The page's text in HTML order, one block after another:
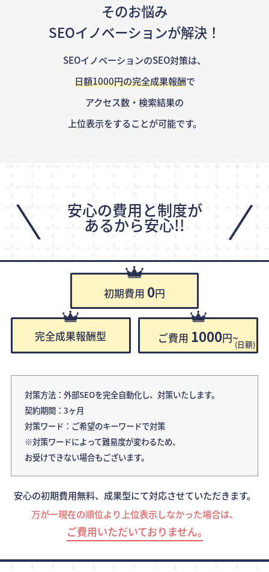
そのお悩み
SEOイノベーションが解決！
SEOイノベーションのSEO対策は、
日額1000円の完全成果報酬で
アクセス数・検索結果の
上位表示をすることが可能です。
\ 安心の費用と制度が
あるから安心!! /
初期費用 0円
完全成果報酬型 ご費用 1000円~(日額)
対策方法：外部SEOを完全自動化し、対策いたします。
契約期間：3ヶ月
対策ワード：ご希望のキーワードで対策
※対策ワードによって難易度が変わるため、
お受けできない場合もございます。
安心の初期費用無料、成果型にて対応させていただきます。
万が一現在の順位より上位表示しなかった場合は、
ご費用いただいておりません｡